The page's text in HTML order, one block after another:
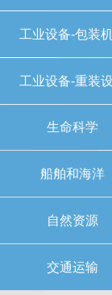
工业设备-包装
工业设备-重装
生命科学
船舶和海洋
自然资源
交通运输